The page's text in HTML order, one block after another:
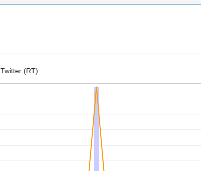
Twitter (RT)